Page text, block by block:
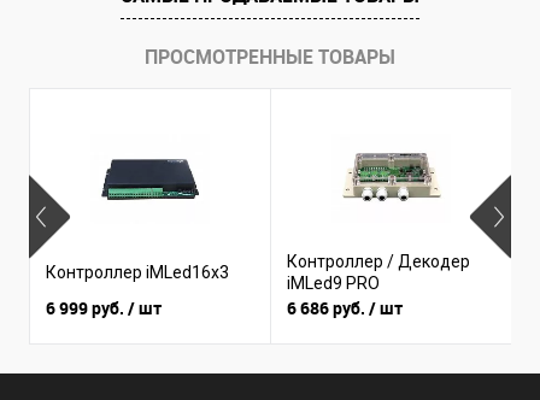
ПРОСМОТРЕННЫЕ ТОВАРЫ
Контроллер iMLed16x3
6 999 руб. / шт
Контроллер / Декодер
iMLed9 PRO
6 686 руб. / шт